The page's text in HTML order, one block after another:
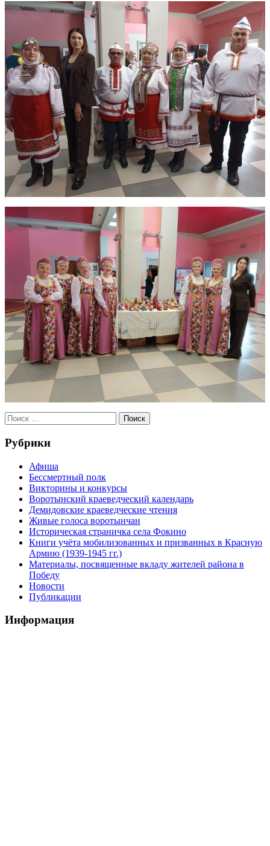
Рубрики
Афиша
Бессмертный полк
Викторины и конкурсы
Воротынский краеведческий календарь
Демидовские краеведческие чтения
Живые голоса воротынчан
Историческая страничка села Фокино
Книги учёта мобилизованных и призванных в Красную
Армию (1939-1945 гг.)
Материалы, посвященные вкладу жителей района в
Победу
Новости
Публикации
Информация